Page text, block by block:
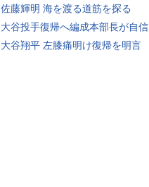
佐藤輝明 海を渡る道筋を探る
大谷投手復帰へ編成本部長が自信
大谷翔平 左膝痛明け復帰を明言